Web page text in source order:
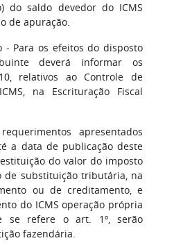
do saldo devedor do ICMS
de apuração.
- Para os efeitos do disposto
deverá informar os
relativos ao Controle de
na Escrituração Fiscal
apresentados
a data de publicação deste
do valor do imposto
substituição tributária, na
ou de creditamento, e
do ICMS operação própria
se refere o art. 1º, serão
fazendária.